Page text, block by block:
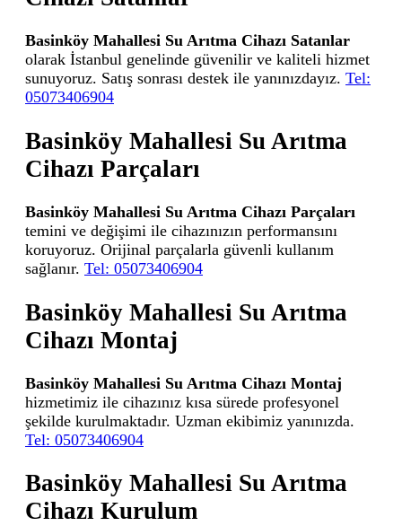
Basinköy Mahallesi Su Arıtma Cihazı Satanlar
olarak İstanbul genelinde güvenilir ve kaliteli hizmet
sunuyoruz. Satış sonrası destek ile yanınızdayız. Tel:
05073406904
Basinköy Mahallesi Su Arıtma
Cihazı Parçaları
Basinköy Mahallesi Su Arıtma Cihazı Parçaları
temini ve değişimi ile cihazınızın performansını
koruyoruz. Orijinal parçalarla güvenli kullanım
sağlanır. Tel: 05073406904
Basinköy Mahallesi Su Arıtma
Cihazı Montaj
Basinköy Mahallesi Su Arıtma Cihazı Montaj
hizmetimiz ile cihazınız kısa sürede profesyonel
şekilde kurulmaktadır. Uzman ekibimiz yanınızda.
Tel: 05073406904
Basinköy Mahallesi Su Arıtma
Cihazı Kurulum